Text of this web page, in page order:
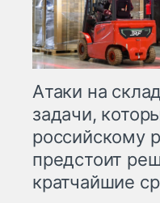
Атаки на
задачи,
российскому
предстоит
кратчайшие